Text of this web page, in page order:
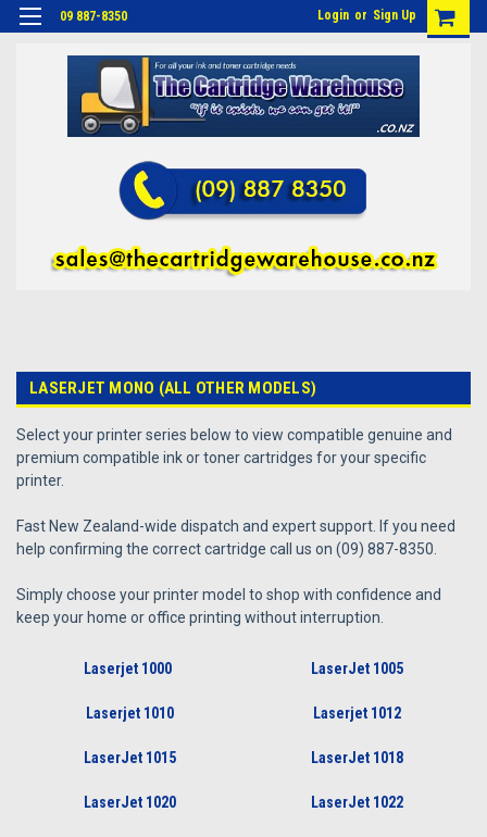
09 887-8350 Login or Sign Up
LASERJET MONO (ALL OTHER MODELS)
Select your printer series below to view compatible genuine and
premium compatible ink or toner cartridges for your specific
printer.
Fast New Zealand-wide dispatch and expert support. If you need
help confirming the correct cartridge call us on (09) 887-8350.
Simply choose your printer model to shop with confidence and
keep your home or office printing without interruption.
Laserjet 1000 LaserJet 1005
Laserjet 1010 Laserjet 1012
LaserJet 1015 LaserJet 1018
LaserJet 1020 LaserJet 1022